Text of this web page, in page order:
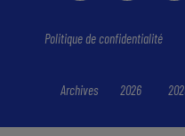
Politique de confidentialité
Archives 2026